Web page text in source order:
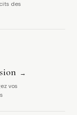
des
vos